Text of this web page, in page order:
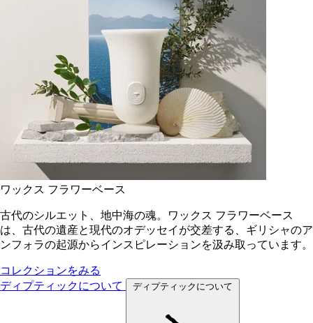
ワックス フラワーベース
古代のシルエット、地中海の魂。ワックス フラワーベース
は、古代の遺産と現代のオデッセイが交差する、ギリシャのア
ンフォラの起源からインスピレーションを汲み取っています。
コレクションをみる
ディプティックについて
ディプティックについて